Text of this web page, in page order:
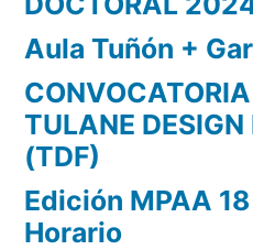
Aula Tuñón +
TULANE DESIGN
(TDF)
Edición MPAA
Horario